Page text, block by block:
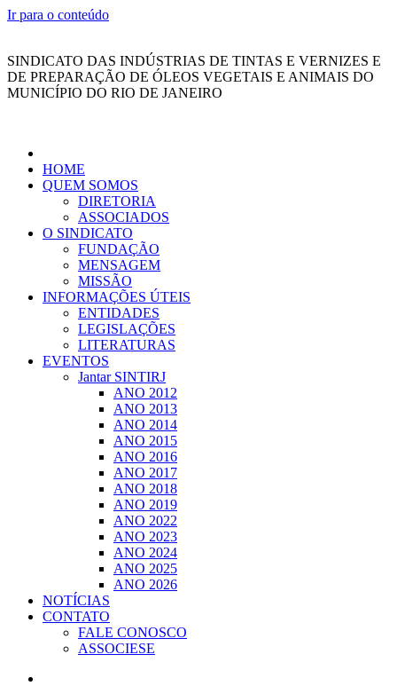
Ir para o conteúdo
SINDICATO DAS INDÚSTRIAS DE TINTAS E VERNIZES E
DE PREPARAÇÃO DE ÓLEOS VEGETAIS E ANIMAIS DO
MUNICÍPIO DO RIO DE JANEIRO
HOME
QUEM SOMOS
DIRETORIA
ASSOCIADOS
O SINDICATO
FUNDAÇÃO
MENSAGEM
MISSÃO
INFORMAÇÕES ÚTEIS
ENTIDADES
LEGISLAÇÕES
LITERATURAS
EVENTOS
Jantar SINTIRJ
ANO 2012
ANO 2013
ANO 2014
ANO 2015
ANO 2016
ANO 2017
ANO 2018
ANO 2019
ANO 2022
ANO 2023
ANO 2024
ANO 2025
ANO 2026
NOTÍCIAS
CONTATO
FALE CONOSCO
ASSOCIESE